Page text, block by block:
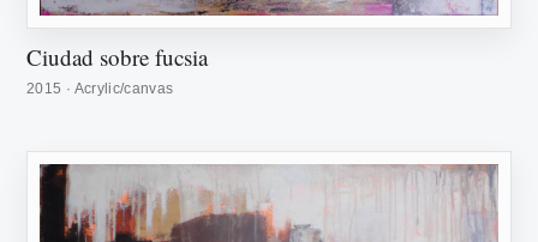
Ciudad sobre fucsia
2015 · Acrylic/canvas